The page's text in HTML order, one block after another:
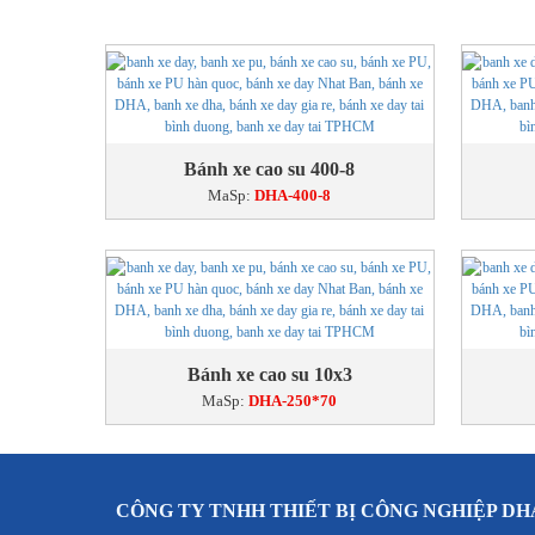
Bánh xe cao su 400-8
MaSp:DHA-400-8
Bánh xe cao su 10x3
MaSp:DHA-250*70
CÔNG TY TNHH THIẾT BỊ CÔNG NGHIỆP